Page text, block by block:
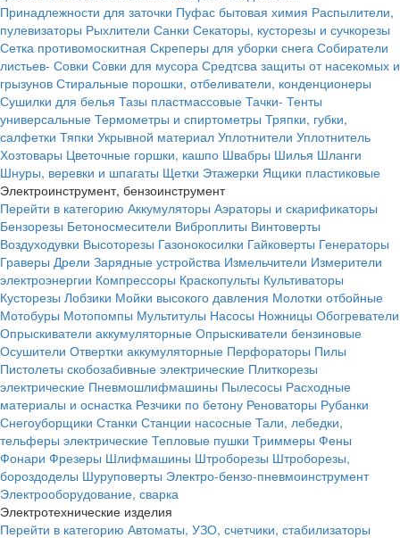
Принадлежности для заточки Пуфас бытовая химия Распылители,
пулевизаторы Рыхлители Санки Секаторы, кусторезы и сучкорезы
Сетка противомоскитная Скреперы для уборки снега Собиратели
листьев- Совки Совки для мусора Средтсва защиты от насекомых и
грызунов Стиральные порошки, отбеливатели, конденционеры
Сушилки для белья Тазы пластмассовые Тачки- Тенты
универсальные Термометры и спиртометры Тряпки, губки,
салфетки Тяпки Укрывной материал Уплотнители Уплотнитель
Хозтовары Цветочные горшки, кашпо Швабры Шилья Шланги
Шнуры, веревки и шпагаты Щетки Этажерки Ящики пластиковые
Электроинструмент, бензоинструмент
Перейти в категорию Аккумуляторы Аэраторы и скарификаторы
Бензорезы Бетоносмесители Виброплиты Винтоверты
Воздуходувки Высоторезы Газонокосилки Гайковерты Генераторы
Граверы Дрели Зарядные устройства Измельчители Измерители
электроэнергии Компрессоры Краскопульты Культиваторы
Кусторезы Лобзики Мойки высокого давления Молотки отбойные
Мотобуры Мотопомпы Мультитулы Насосы Ножницы Обогреватели
Опрыскиватели аккумуляторные Опрыскиватели бензиновые
Осушители Отвертки аккумуляторные Перфораторы Пилы
Пистолеты скобозабивные электрические Плиткорезы
электрические Пневмошлифмашины Пылесосы Расходные
материалы и оснастка Резчики по бетону Реноваторы Рубанки
Снегоуборщики Станки Станции насосные Тали, лебедки,
тельферы электрические Тепловые пушки Триммеры Фены
Фонари Фрезеры Шлифмашины Штроборезы Штроборезы,
бороздоделы Шуруповерты Электро-бензо-пневмоинструмент
Электрооборудование, сварка
Электротехнические изделия
Перейти в категорию Автоматы, УЗО, счетчики, стабилизаторы